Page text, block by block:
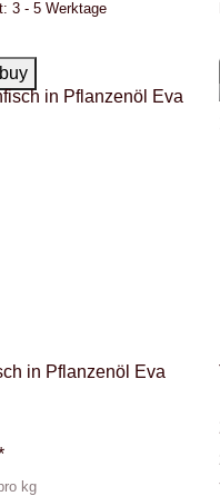
3 - 5 Werktage
in Pflanzenöl Eva
kg